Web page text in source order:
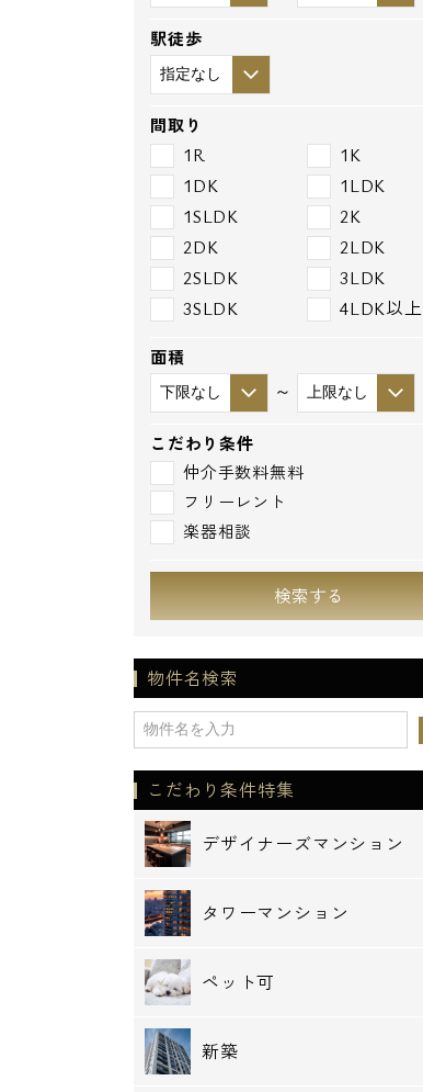
駅徒歩
間取り
1R
1K
1DK
1LDK
1SLDK
2K
2DK
2LDK
2SLDK
3LDK
3SLDK
4LDK以上
面積
～
こだわり条件
仲介手数料無料
フリーレント
楽器相談
検索する
物件名検索
こだわり条件特集
デザイナーズマンション
タワーマンション
ペット可
新築